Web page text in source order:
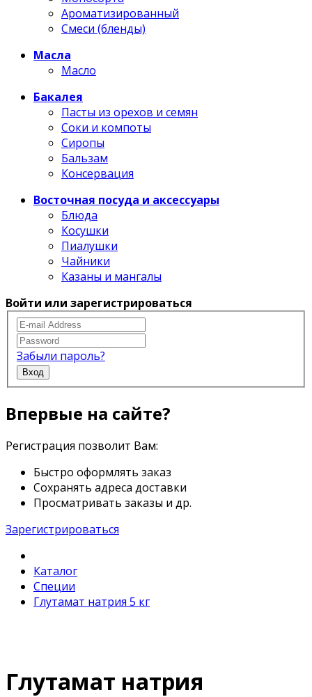
Ароматизированный
Смеси (бленды)
Масла
Масло
Бакалея
Пасты из орехов и семян
Соки и компоты
Сиропы
Бальзам
Консервация
Восточная посуда и аксессуары
Блюда
Косушки
Пиалушки
Чайники
Казаны и мангалы
Войти или зарегистрироваться
Забыли пароль?
Вход
Впервые на сайте?
Регистрация позволит Вам:
Быстро оформлять заказ
Сохранять адреса доставки
Просматривать заказы и др.
Зарегистрироваться
Каталог
Специи
Глутамат натрия 5 кг
Глутамат натрия